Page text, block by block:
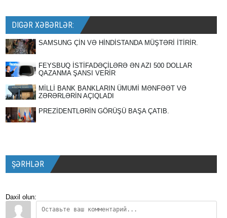
DIGƏR XƏBƏRLƏR:
SAMSUNG ÇİN VƏ HİNDİSTANDA MÜŞTƏRİ İTİRİR.
FEYSBUQ İSTİFADƏÇİLƏRƏ ƏN AZI 500 DOLLAR
QAZANMA ŞANSI VERİR
MİLLİ BANK BANKLARIN ÜMUMİ MƏNFƏƏT VƏ
ZƏRƏRLƏRİN AÇIQLADI
PREZİDENTLƏRİN GÖRÜŞÜ BAŞA ÇATIB.
ŞƏRHLƏR
Daxil olun: